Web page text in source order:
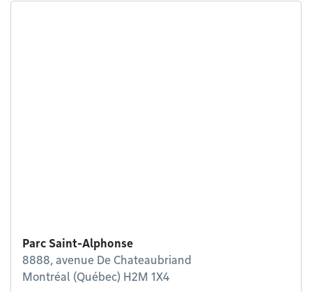
Parc Saint-Alphonse
8888, avenue De Chateaubriand
Montréal (Québec) H2M 1X4